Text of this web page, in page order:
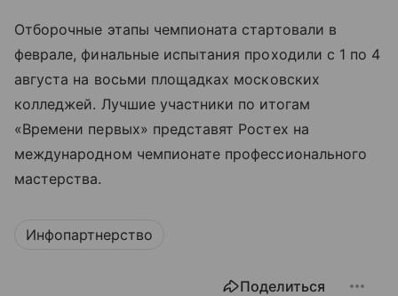
Отборочные этапы чемпионата стартовали в
феврале, финальные испытания проходили с 1 по 4
августа на восьми площадках московских
колледжей. Лучшие участники по итогам
«Времени первых» представят Ростех на
международном чемпионате профессионального
мастерства.
Инфопартнерство
Поделиться